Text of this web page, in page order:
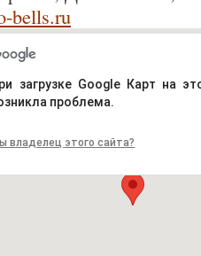
bells.ru
загрузке Google Карт на
проблема.
владелец этого сайта?